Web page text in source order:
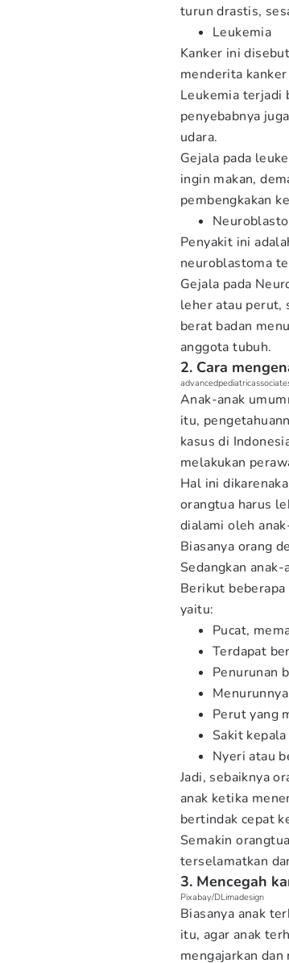
turun drastis,
Leukemia
Kanker ini
menderita
Leukemia terjadi
penyebabnya
udara.
Gejala pada
ingin makan,
pembengkakan
Penyakit ini
neuroblastoma
Gejala pada
leher atau perut,
berat badan
anggota tubuh.
2. Cara
Anak-anak
itu,
kasus di
melakukan
Hal ini
orangtua harus
dialami oleh
Biasanya orang
Sedangkan
Berikut beberapa
yaitu:
Pucat,
Terdapat
Penurunan
Perut yang
Sakit
Nyeri atau
Jadi, sebaiknya
anak ketika
bertindak cepat
Semakin
terselamatkan
3. Mencegah
Pixabay/DLimadesign
Biasanya anak
itu, agar anak
mengajarkan